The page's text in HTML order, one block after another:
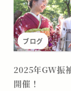
ブログ
2025年GW振
開催！